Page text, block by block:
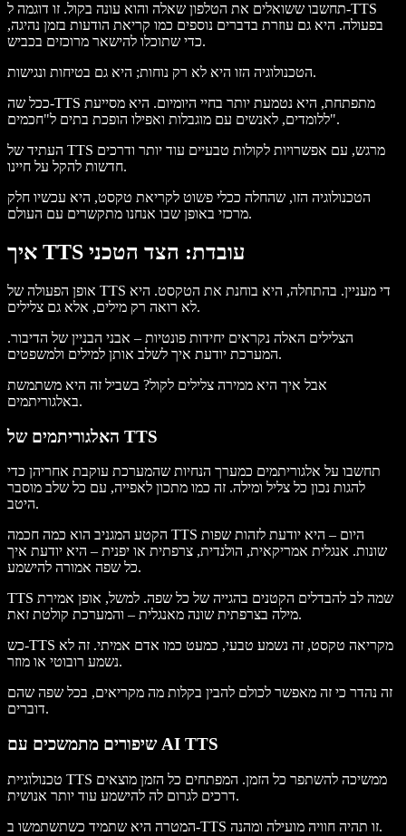
תחשבו ששואלים את הטלפון שאלה והוא עונה בקול. זו דוגמה ל-TTS
בפעולה. היא גם עוזרת בדברים נוספים כמו קריאת הודעות בזמן נהיגה,
כדי שתוכלו להישאר מרוכזים בכביש.
הטכנולוגיה הזו היא לא רק נוחות; היא גם בטיחות ונגישות.
ככל שה-TTS מתפתחת, היא נטמעת יותר בחיי היומיום. היא מסייעת
ללומדים, לאנשים עם מוגבלות ואפילו הופכת בתים ל"חכמים".
העתיד של TTS מרגש, עם אפשרויות לקולות טבעיים עוד יותר ודרכים
חדשות להקל על חיינו.
הטכנולוגיה הזו, שהחלה ככלי פשוט לקריאת טקסט, היא עכשיו חלק
מרכזי באופן שבו אנחנו מתקשרים עם העולם.
איך TTS עובדת: הצד הטכני
אופן הפעולה של TTS די מעניין. בהתחלה, היא בוחנת את הטקסט. היא
לא רואה רק מילים, אלא גם צלילים.
הצלילים האלה נקראים יחידות פונטיות – אבני הבניין של הדיבור.
המערכת יודעת איך לשלב אותן למילים ולמשפטים.
אבל איך היא ממירה צלילים לקול? בשביל זה היא משתמשת
באלגוריתמים.
האלגוריתמים של TTS
תחשבו על אלגוריתמים כמערך הנחיות שהמערכת עוקבת אחריהן כדי
להגות נכון כל צליל ומילה. זה כמו מתכון לאפייה, עם כל שלב מוסבר
היטב.
הקטע המגניב הוא כמה חכמה TTS היום – היא יודעת לזהות שפות
שונות. אנגלית אמריקאית, הולנדית, צרפתית או יפנית – היא יודעת איך
כל שפה אמורה להישמע.
TTS שמה לב להבדלים הקטנים בהגייה של כל שפה. למשל, אופן אמירת
מילה בצרפתית שונה מאנגלית – והמערכת קולטת זאת.
כש-TTS מקריאה טקסט, זה נשמע טבעי, כמעט כמו אדם אמיתי. זה לא
נשמע רובוטי או מוזר.
זה נהדר כי זה מאפשר לכולם להבין בקלות מה מקריאים, בכל שפה שהם
דוברים.
שיפורים מתמשכים עם AI TTS
טכנולוגיית TTS ממשיכה להשתפר כל הזמן. המפתחים כל הזמן מוצאים
דרכים לגרום לה להישמע עוד יותר אנושית.
המטרה היא שתמיד כשתשתמשו ב-TTS זו תהיה חוויה מועילה ומהנה.